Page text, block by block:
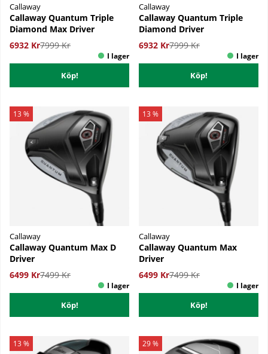
Callaway
Callaway Quantum Triple
Diamond Max Driver
6932 Kr7999 Kr
Köp!
Callaway
Callaway Quantum Triple
Diamond Driver
6932 Kr7999 Kr
Köp!
13 %
Callaway
Callaway Quantum Max D
Driver
6499 Kr7499 Kr
Köp!
13 %
Callaway
Callaway Quantum Max
Driver
6499 Kr7499 Kr
Köp!
13 % 29 %